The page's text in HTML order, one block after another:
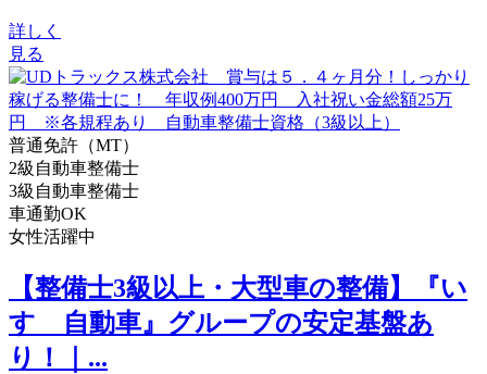
詳しく
見る
普通免許（MT）
2級自動車整備士
3級自動車整備士
車通勤OK
女性活躍中
【整備士3級以上・大型車の整備】『い
すゞ自動車』グループの安定基盤あ
り！｜...